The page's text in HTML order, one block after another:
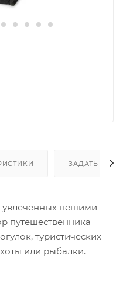
ЗАДАТЬ
пешими
путешественника
туристических
или рыбалки.